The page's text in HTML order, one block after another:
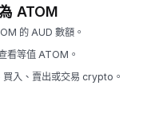
ATOM
的 AUD 數額。
看等值 ATOM。
買入、賣出或交易 crypto。